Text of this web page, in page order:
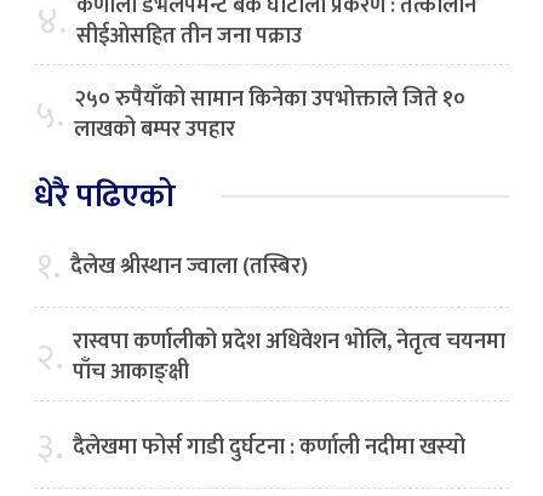
४. सीईओसहित तीन जना पक्राउ
५. २५० रुपैयाँको सामान किनेका उपभोक्ताले जिते १०
लाखको बम्पर उपहार
धेरै पढिएको
१. दैलेख श्रीस्थान ज्वाला (तस्बिर)
२. रास्वपा कर्णालीको प्रदेश अधिवेशन भोलि, नेतृत्व चयनमा
पाँच आकाङ्क्षी
३. दैलेखमा फोर्स गाडी दुर्घटना : कर्णाली नदीमा खस्यो